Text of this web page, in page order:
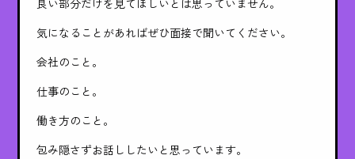
良い部分だけを見てほしいとは思っていません。
気になることがあればぜひ面接で聞いてください。
会社のこと。
仕事のこと。
働き方のこと。
包み隠さずお話ししたいと思っています。